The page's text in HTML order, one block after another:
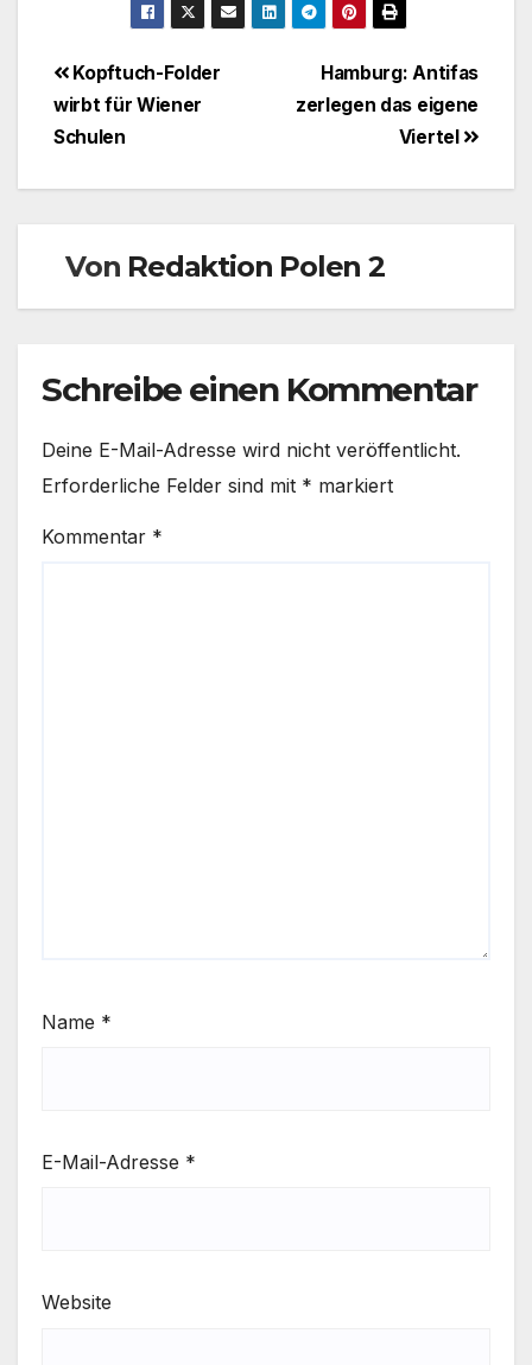
BeitragsnavigationHamburg: Antifas
zerlegen das eigene
Viertel
Kopftuch-Folder
wirbt für Wiener
Schulen
Von Redaktion Polen 2
Schreibe einen Kommentar
Deine E-Mail-Adresse wird nicht veröffentlicht.
Erforderliche Felder sind mit * markiert
Kommentar *
Name *
E-Mail-Adresse *
Website